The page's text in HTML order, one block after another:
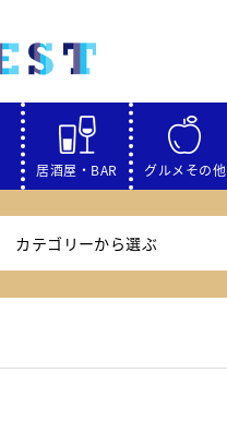
居酒屋・BAR グルメその他
カテゴリーから選ぶ